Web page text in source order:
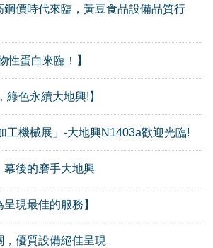
鋼價時代來臨，黃豆食品設備品質行
性蛋白來臨！】
綠色永續大地興!】
工機械展」-大地興N1403a歡迎光臨!
幕後的磨手大地興
呈現最佳的服務】
優質設備絕佳呈現